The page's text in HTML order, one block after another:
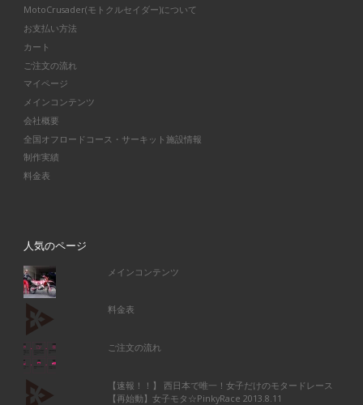
MotoCrusader(モトクルセイダー)について
お支払い方法
カート
ご注文の流れ
マイページ
メインコンテンツ
会社概要
全国オフロードコース・サーキット施設情報
制作実績
料金表
人気のページ
メインコンテンツ
料金表
ご注文の流れ
【速報！！】 西日本で唯一！女子だけのモタードレース
【再始動】女子モタ☆PinkyRace 2013.8.11